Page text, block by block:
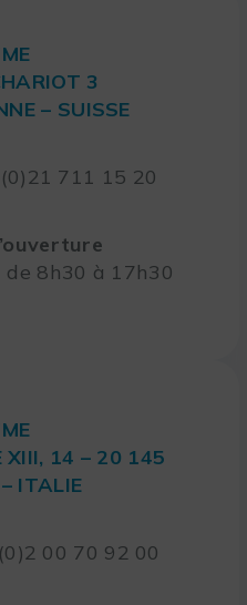
3
– SUISSE
711 15 20
8h30 à 17h30
XIII, 14 – 20 145
ITALIE
00 70 92 00